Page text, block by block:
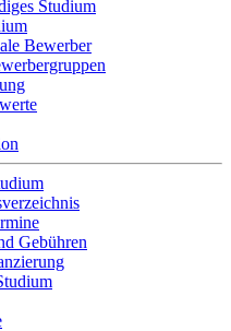
Studium
Bewerber
Gebühren